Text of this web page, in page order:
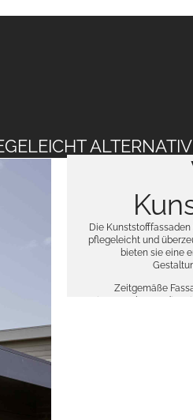
Die
pflegeleicht und
bieten sie eine
Zeitgemäße
witterungsbeständig.